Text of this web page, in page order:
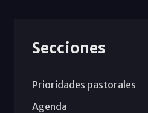
Secciones
Prioridades pastorales
Agenda